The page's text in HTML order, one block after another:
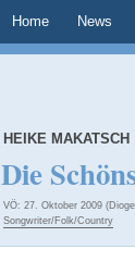
Home News
HEIKE MAKATSCH
Die
VÖ: 27. Oktober 2009
Songwriter/Folk/Country